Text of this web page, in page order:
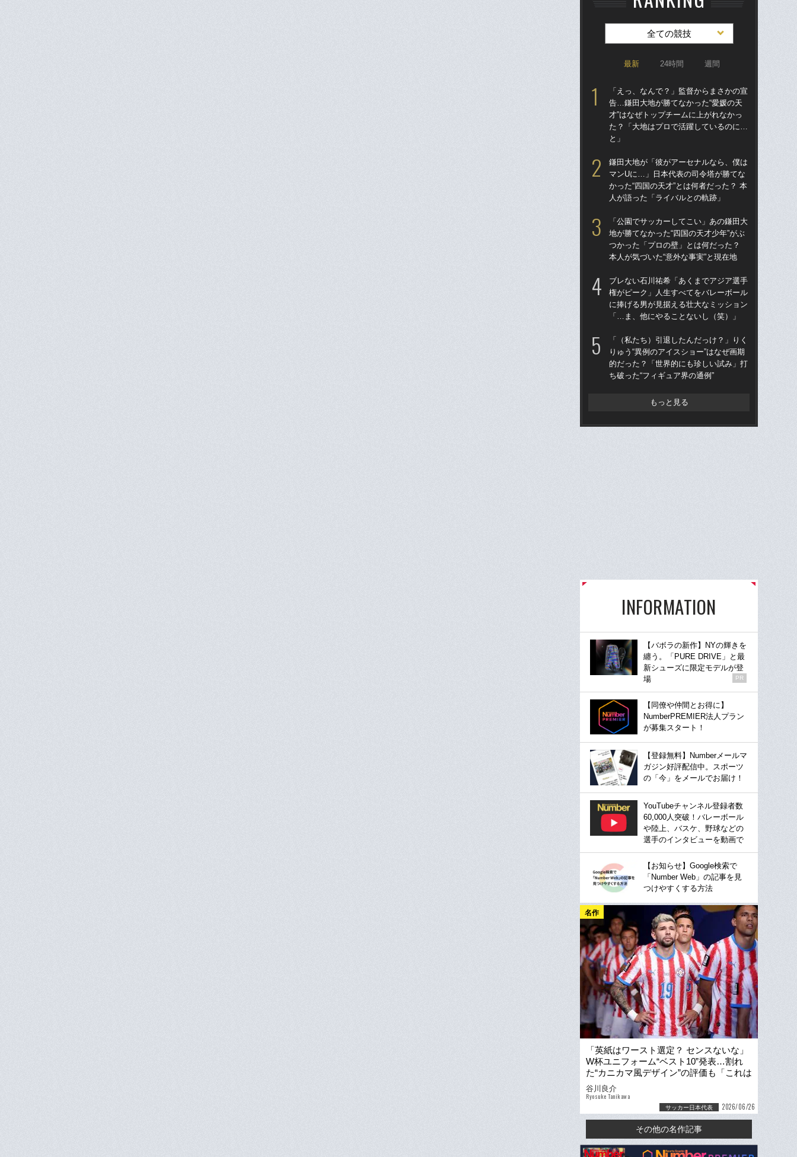
全ての競技
最新 24時間 週間
「えっ、なんで？」監督からまさかの宣
告…鎌田大地が勝てなかった“愛媛の天
才”はなぜトップチームに上がれなかっ
た？「大地はプロで活躍しているのに…
と」
鎌田大地が「彼がアーセナルなら、僕は
マンUに…」日本代表の司令塔が勝てな
かった“四国の天才”とは何者だった？ 本
人が語った「ライバルとの軌跡」
「公園でサッカーしてこい」あの鎌田大
地が勝てなかった“四国の天才少年”がぶ
つかった「プロの壁」とは何だった？
本人が気づいた“意外な事実”と現在地
ブレない石川祐希「あくまでアジア選手
権がピーク」人生すべてをバレーボール
に捧げる男が見据える壮大なミッション
「…ま、他にやることないし（笑）」
「（私たち）引退したんだっけ？」りく
りゅう“異例のアイスショー”はなぜ画期
的だった？「世界的にも珍しい試み」打
ち破った“フィギュア界の通例”
もっと見る
INFORMATION
【バボラの新作】NYの輝きを
纏う。「PURE DRIVE」と最
新シューズに限定モデルが登
場
PR
【同僚や仲間とお得に】
NumberPREMIER法人プラン
が募集スタート！
【登録無料】Numberメールマ
ガジン好評配信中。スポーツ
の「今」をメールでお届け！
YouTubeチャンネル登録者数
60,000人突破！バレーボール
や陸上、バスケ、野球などの
選手のインタビューを動画で
【お知らせ】Google検索で
「Number Web」の記事を見
つけやすくする方法
名作
「英紙はワースト選定？ センスないな」
W杯ユニフォーム“ベスト10”発表…割れ
た“カニカマ風デザイン”の評価も「これは
ユニフォームではない」
谷川良介
Ryosuke Tanikawa
サッカー日本代表 2026/06/26
その他の名作記事